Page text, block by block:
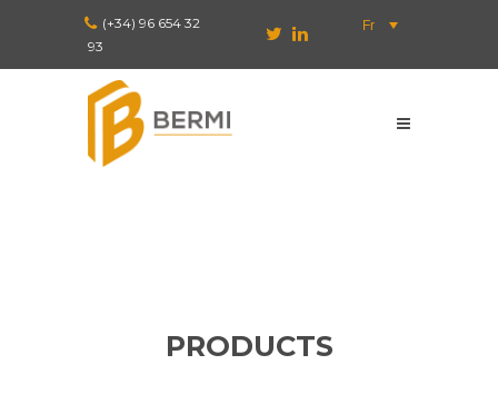
(+34) 96 654 32
93
Fr
PRODUCTS